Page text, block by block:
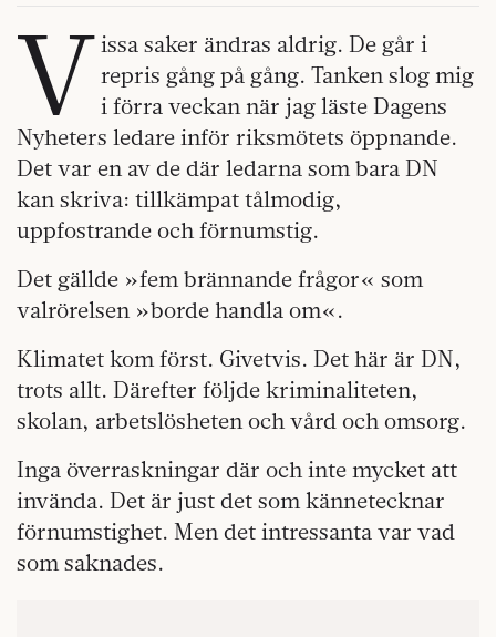
V issa saker ändras aldrig. De går i
repris gång på gång. Tanken slog mig
i förra veckan när jag läste Dagens
Nyheters ledare inför riksmötets öppnande.
Det var en av de där ledarna som bara DN
kan skriva: tillkämpat tålmodig,
uppfostrande och förnumstig.
Det gällde »fem brännande frågor« som
valrörelsen »borde handla om«.
Klimatet kom först. Givetvis. Det här är DN,
trots allt. Därefter följde kriminaliteten,
skolan, arbetslösheten och vård och omsorg.
Inga överraskningar där och inte mycket att
invända. Det är just det som kännetecknar
förnumstighet. Men det intressanta var vad
som saknades.